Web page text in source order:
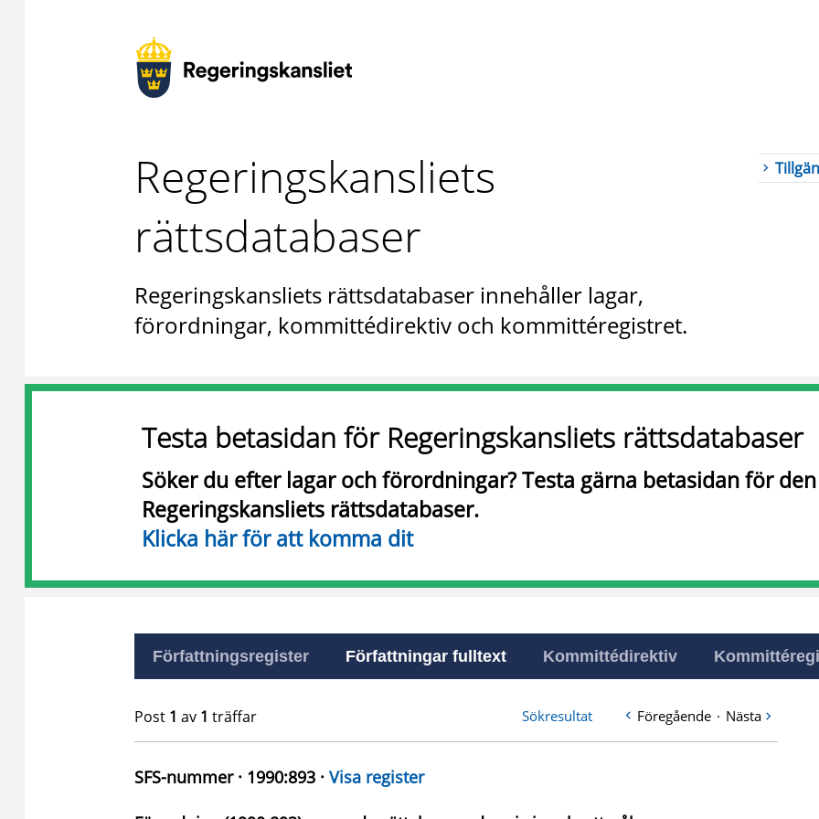
Regeringskansliets
rättsdatabaser
Regeringskansliets rättsdatabaser innehåller lagar,
förordningar, kommittédirektiv och kommittéregistret.
Testa betasidan för Regeringskansliets rättsdatabaser
Söker du efter lagar och förordningar? Testa gärna betasidan för
Regeringskansliets rättsdatabaser.
Klicka här för att komma dit
Författningsregister Författningar fulltext Kommittédirektiv
Post 1 av 1 träffar Sökresultat Föregående · Nästa
SFS-nummer · 1990:893 · Visa register